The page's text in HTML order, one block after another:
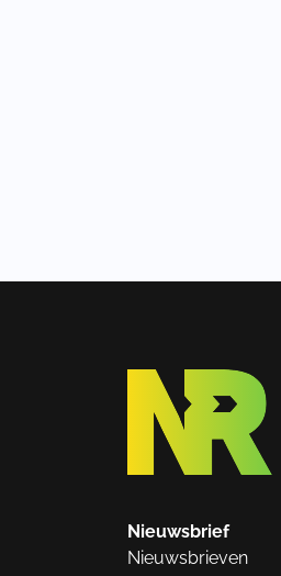
Nieuwsbrief
Nieuwsbrieven